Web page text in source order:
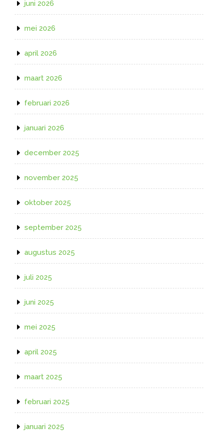
juni 2026
mei 2026
april 2026
maart 2026
februari 2026
januari 2026
december 2025
november 2025
oktober 2025
september 2025
augustus 2025
juli 2025
juni 2025
mei 2025
april 2025
maart 2025
februari 2025
januari 2025